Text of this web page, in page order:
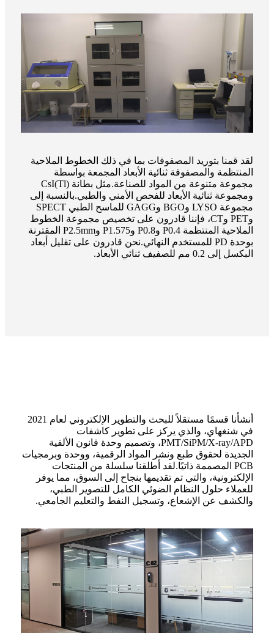
لقد قمنا بتوريد المصفوفات بما في ذلك الخطوط الملاحية
المنتظمة والمصفوفة ثنائية الأبعاد المجمعة بواسطة
مجموعة متنوعة من المواد للصناعة.مثل بطانة CsI(Tl)
ومجموعة ثنائية الأبعاد للفحص الأمني ​​والطبي.بالنسبة إلى
مجموعة LYSO وBGO وGAGG للماسح الطبي SPECT
وPET وCT، فإننا قادرون على تخصيص مجموعة الخطوط
الملاحية المنتظمة P0.4 وP0.8 وP1.575 وP2.5mm المقترنة
بوحدة PD للمستخدم النهائي.نحن قادرون على تقليل أبعاد
البكسل إلى 0.2 مم للصفيف ثنائي الأبعاد.
أنشأنا قسمًا مستقلاً للبحث والتطوير الإلكتروني لعام 2021
في شنغهاي، والذي يركز على تطوير كاشفات
PMT/SiPM/X-ray/APD، وتصميم وحدة قانون الألفية
الجديدة لحقوق طبع ونشر المواد الرقمية، ووحدة وبرمجيات
PCB المصممة ذاتيًا.لقد أطلقنا سلسلة من المنتجات
الإلكترونية، والتي تم تقديمها بنجاح إلى السوق، مما يوفر
للعملاء حلول النظام الضوئي الكامل للتصوير الطبي،
والكشف عن الإشعاع، وتسجيل النفط والتعليم الجامعي.